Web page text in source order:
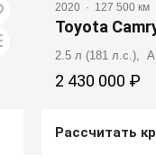
2020 · 127 500 км
Toyota
2.5 л (181 л.с.),
2 430 000 ₽
Рассчитать